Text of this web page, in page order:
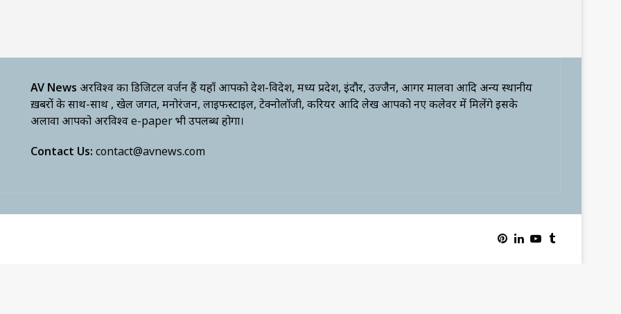
AV News अक्षरविश्व का डिजिटल वर्जन हैं यहाँ आपको देश-विदेश, मध्य प्रदेश, इंदौर, उज्जैन, आगर मालवा आदि अन्य स्थानीय
ख़बरों के साथ-साथ , खेल जगत, मनोरंजन, लाइफस्टाइल, टेक्नोलॉजी, करियर आदि लेख आपको नए कलेवर में मिलेंगे इसके
अलावा आपको अक्षरविश्व e-paper भी उपलब्ध होगा।
Contact Us: contact@avnews.com
Pinterest
LinkedIn
YouTube